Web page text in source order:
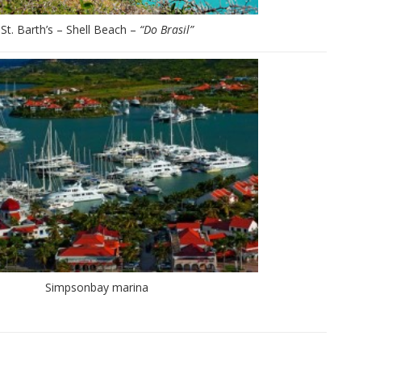
St. Barth’s – Shell Beach – “Do Brasil”
Simpsonbay marina